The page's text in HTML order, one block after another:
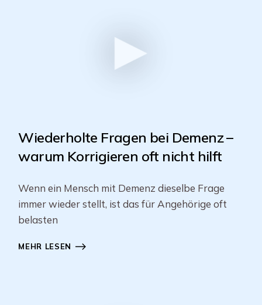
Wiederholte Fragen bei Demenz –
warum Korrigieren oft nicht hilft
Wenn ein Mensch mit Demenz dieselbe Frage
immer wieder stellt, ist das für Angehörige oft
belasten
MEHR LESEN